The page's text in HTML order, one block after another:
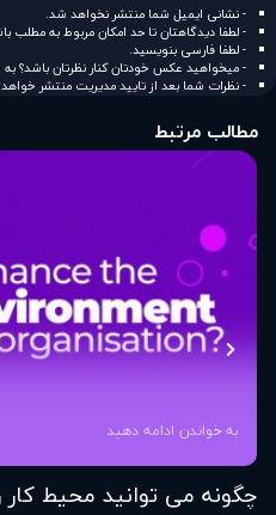
- نشانی ایمیل شما منتشر نخواهد شد.
- لطفا دیدگاهتان تا حد امکان مربوط به مطلب
- لطفا فارسی بنویسید.
- میخواهید عکس خودتان کنار نظرتان باشد؟ به
- نظرات شما بعد از تایید مدیریت منتشر
مطالب مرتبط
به خواندن ادامه دهید
چگونه می توانید محیط کار